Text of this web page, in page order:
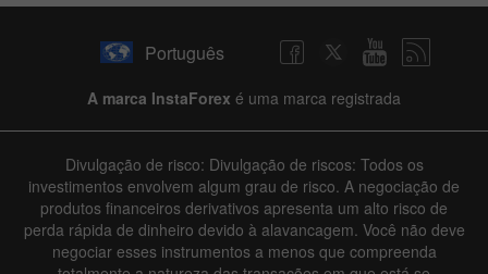
Português
A marca InstaForex é uma marca registrada
Divulgação de risco: Divulgação de riscos: Todos os
investimentos envolvem algum grau de risco. A negociação de
produtos financeiros derivativos apresenta um alto risco de
perda rápida de dinheiro devido à alavancagem. Você não deve
negociar esses instrumentos a menos que compreenda